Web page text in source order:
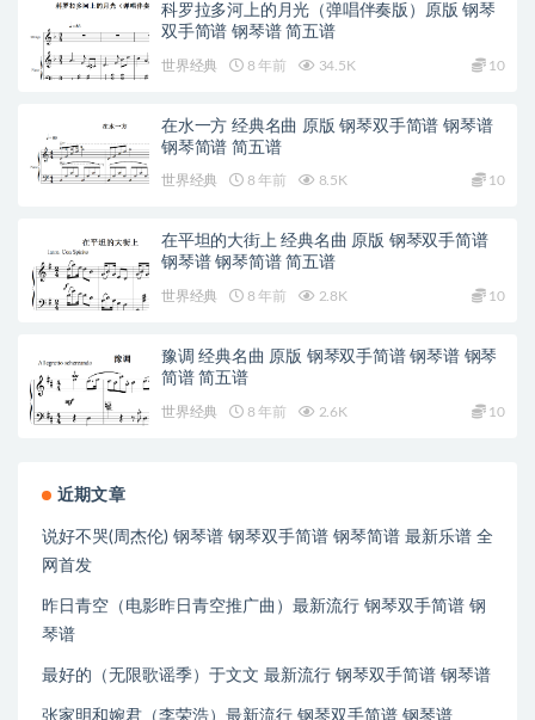
科罗拉多河上的月光（弹唱伴奏版）原版 钢琴
双手简谱 钢琴谱 简五谱
世界经典 8 年前 34.5K 10
在水一方 经典名曲 原版 钢琴双手简谱 钢琴谱
钢琴简谱 简五谱
世界经典 8 年前 8.5K 10
在平坦的大街上 经典名曲 原版 钢琴双手简谱
钢琴谱 钢琴简谱 简五谱
世界经典 8 年前 2.8K 10
豫调 经典名曲 原版 钢琴双手简谱 钢琴谱 钢琴
简谱 简五谱
世界经典 8 年前 2.6K 10
近期文章
说好不哭(周杰伦) 钢琴谱 钢琴双手简谱 钢琴简谱 最新乐谱 全
网首发
昨日青空（电影昨日青空推广曲）最新流行 钢琴双手简谱 钢
琴谱
最好的（无限歌谣季）于文文 最新流行 钢琴双手简谱 钢琴谱
张家明和婉君（李荣浩）最新流行 钢琴双手简谱 钢琴谱